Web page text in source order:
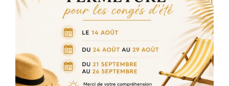
Texture : Crème
Format : 200ml
Parfum : Sans parfum